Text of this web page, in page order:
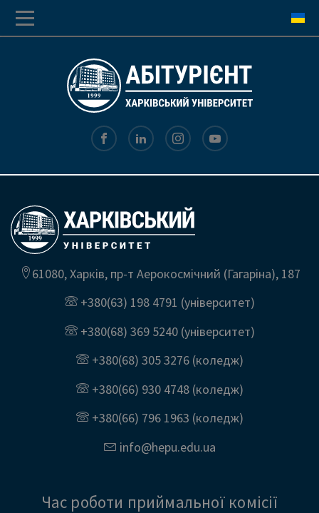
до
основної
навігації
до
основного
вмісту
61080, Харків, пр-т Аерокосмічний (Гагаріна), 187
+380(63) 198 4791 (університет)
+380(68) 369 5240(університет)
+380(68) 305 3276(коледж)
+380(66) 930 4748(коледж)
+380(66) 796 1963 (коледж)
info@hepu.edu.ua
Час роботи приймальної комісії